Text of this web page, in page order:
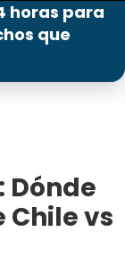
horas para
que
Dónde
vs